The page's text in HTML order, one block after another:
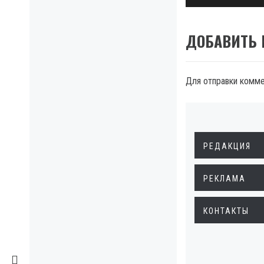
ДОБАВИТЬ
Для отправки
РЕДАКЦИЯ
РЕКЛАМА
КОНТАКТЫ